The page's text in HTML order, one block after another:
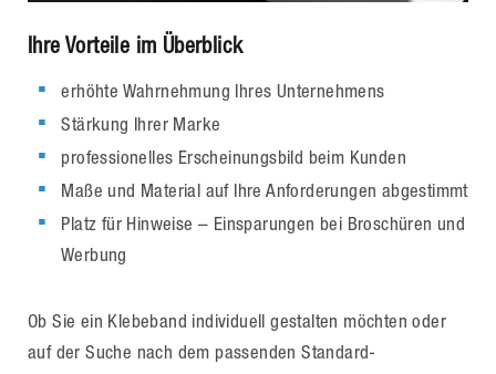
Ihre Vorteile im Überblick
erhöhte Wahrnehmung Ihres Unternehmens
Stärkung Ihrer Marke
professionelles Erscheinungsbild beim Kunden
Maße und Material auf Ihre Anforderungen abgestimmt
Platz für Hinweise – Einsparungen bei Broschüren und
Werbung
Ob Sie ein Klebeband individuell gestalten möchten oder
auf der Suche nach dem passenden Standard-